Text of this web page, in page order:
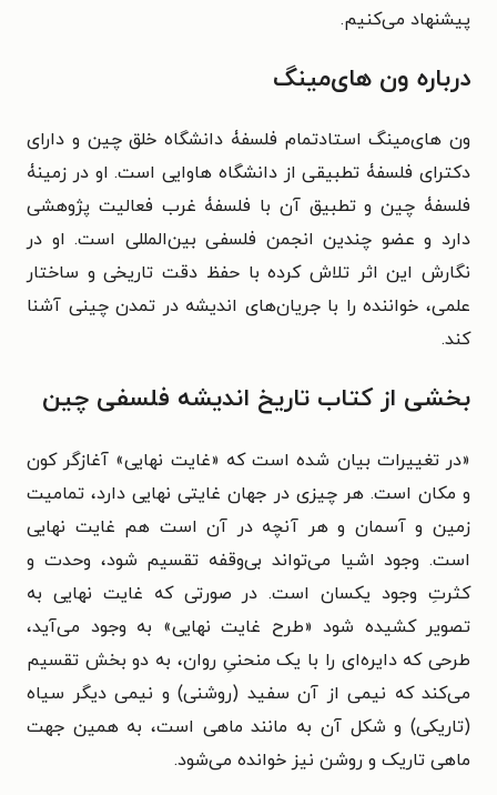
پیشنهاد می‌کنیم.
درباره ون های‌مینگ
ون های‌مینگ استادتمام فلسفۀ دانشگاه خلق چین و دارای
دکترای فلسفۀ تطبیقی از دانشگاه هاوایی است. او در زمینۀ
فلسفۀ چین و تطبیق آن با فلسفۀ غرب فعالیت پژوهشی
دارد و عضو چندین انجمن فلسفی بین‌المللی است. او در
نگارش این اثر تلاش کرده با حفظ دقت تاریخی و ساختار
علمی، خواننده را با جریان‌های اندیشه در تمدن چینی آشنا
کند.
بخشی از کتاب تاریخ اندیشه فلسفی چین
«در تغییرات بیان شده است که «غایت نهایی» آغازگر کون
و مکان است. هر چیزی در جهان غایتی نهایی دارد، تمامیت
زمین و آسمان و هر آنچه در آن است هم غایت نهایی
است. وجود اشیا می‌تواند بی‌وقفه تقسیم شود، وحدت و
کثرتِ وجود یکسان است. در صورتی که غایت نهایی به
تصویر کشیده شود «طرح غایت نهایی» به وجود می‌آید،
طرحی که دایره‌ای را با یک منحنیِ روان، به دو بخش تقسیم
می‌کند که نیمی از آن سفید (روشنی) و نیمی دیگر سیاه
(تاریکی) و شکل آن به مانند ماهی است، به همین جهت
ماهی تاریک و روشن نیز خوانده می‌شود.